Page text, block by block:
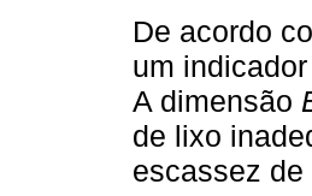
De acordo
um
A dimensão
de lixo
escassez